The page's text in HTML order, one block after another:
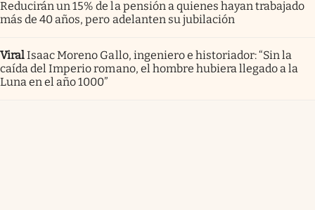
Reducirán un 15% de la pensión a quienes hayan trabajado
más de 40 años, pero adelanten su jubilación
ViralIsaac Moreno Gallo, ingeniero e historiador: “Sin la
caída del Imperio romano, el hombre hubiera llegado a la
Luna en el año 1000”